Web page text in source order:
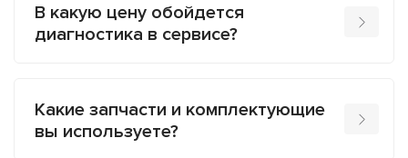
В какую цену обойдется
диагностика в сервисе?
Какие запчасти и комплектующие
вы используете?